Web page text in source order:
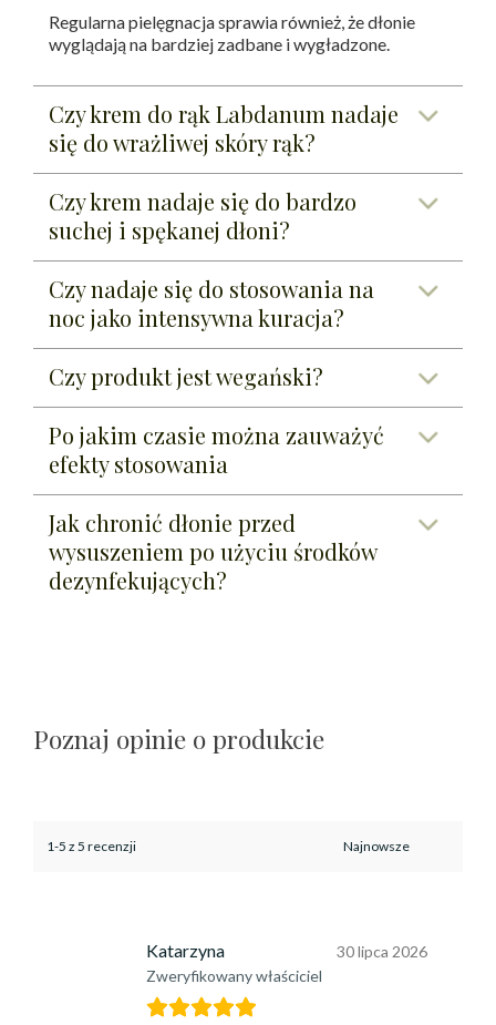
Regularna pielęgnacja sprawia również, że dłonie
wyglądają na bardziej zadbane i wygładzone.
Czy krem do rąk Labdanum nadaje
się do wrażliwej skóry rąk?
Czy krem nadaje się do bardzo
suchej i spękanej dłoni?
Czy nadaje się do stosowania na
noc jako intensywna kuracja?
Czy produkt jest wegański?
Po jakim czasie można zauważyć
efekty stosowania
Jak chronić dłonie przed
wysuszeniem po użyciu środków
dezynfekujących?
Poznaj opinie o produkcie
1-5 z 5 recenzji
Katarzyna
Zweryfikowany właściciel
30 lipca 2026